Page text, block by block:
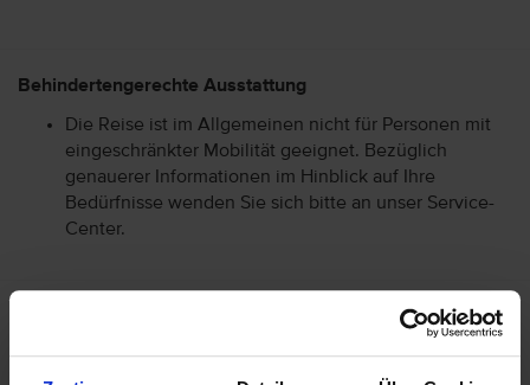
Behindertengerechte Ausstattung
Die Reise ist im Allgemeinen nicht für Personen mit
eingeschränkter Mobilität geeignet. Bezüglich
genauerer Informationen im Hinblick auf Ihre
Bedürfnisse wenden Sie sich bitte an unser Service-
Center.
Hotelort: Marfa